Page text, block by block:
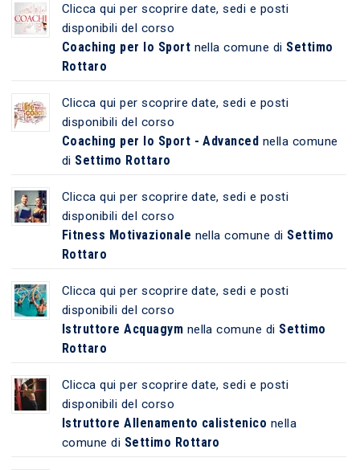
Clicca qui per scoprire date, sedi e posti
disponibili del corso
Coaching per lo Sport nella comune di Settimo
Rottaro
Clicca qui per scoprire date, sedi e posti
disponibili del corso
Coaching per lo Sport - Advanced nella comune
di Settimo Rottaro
Clicca qui per scoprire date, sedi e posti
disponibili del corso
Fitness Motivazionale nella comune di Settimo
Rottaro
Clicca qui per scoprire date, sedi e posti
disponibili del corso
Istruttore Acquagym nella comune di Settimo
Rottaro
Clicca qui per scoprire date, sedi e posti
disponibili del corso
Istruttore Allenamento calistenico nella
comune di Settimo Rottaro